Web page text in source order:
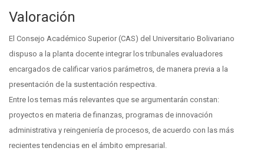
Valoración
El Consejo Académico Superior (CAS) del Universitario Bolivariano
dispuso a la planta docente integrar los tribunales evaluadores
encargados de calificar varios parámetros, de manera previa a la
presentación de la sustentación respectiva.
Entre los temas más relevantes que se argumentarán constan:
proyectos en materia de finanzas, programas de innovación
administrativa y reingeniería de procesos, de acuerdo con las más
recientes tendencias en el ámbito empresarial.